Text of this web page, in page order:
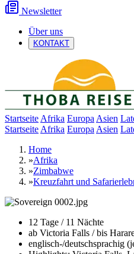
Newsletter
Über uns
KONTAKT
Startseite Afrika Europa Asien
Startseite Afrika Europa Asien
Home
»Afrika
»Zimbabwe
»Kreuzfahrt und
12 Tage / 11 Nächte
ab Victoria Falls / bis
englisch-/deutschsprachig